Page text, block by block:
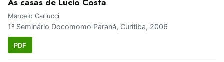
As casas de Lucio Costa
Marcelo Carlucci
1º Seminário Docomomo Paraná, Curitiba, 2006
PDF